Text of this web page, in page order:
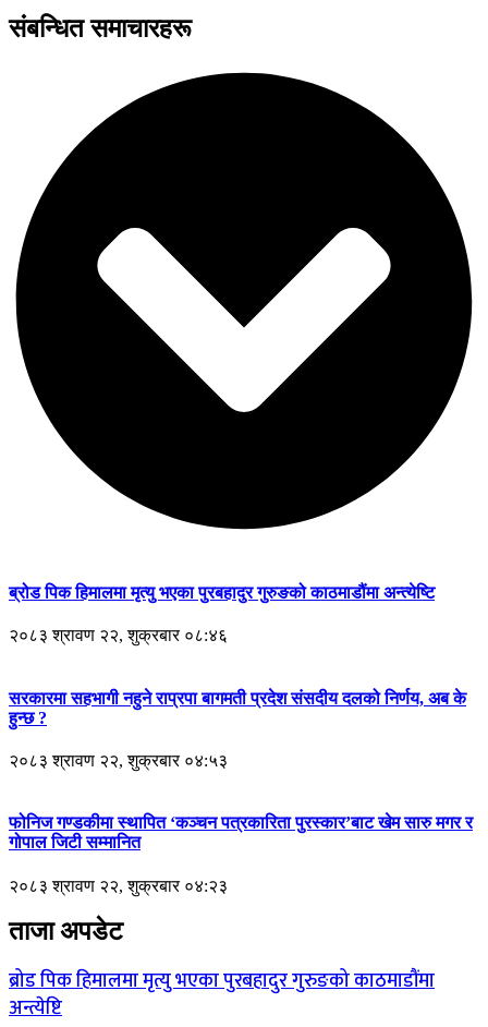
संबन्धित समाचारहरू
ब्रोड पिक हिमालमा मृत्यु भएका पुरबहादुर गुरुङको काठमाडौंमा अन्त्येष्टि
२०८३ श्रावण २२, शुक्रबार ०८:४६
सरकारमा सहभागी नहुने राप्रपा बागमती प्रदेश संसदीय दलको निर्णय, अब के
हुन्छ ?
२०८३ श्रावण २२, शुक्रबार ०४:५३
फोनिज गण्डकीमा स्थापित ‘कञ्चन पत्रकारिता पुरस्कार’बाट खेम सारु मगर र
गोपाल जिटी सम्मानित
२०८३ श्रावण २२, शुक्रबार ०४:२३
ताजा अपडेट
ब्रोड पिक हिमालमा मृत्यु भएका पुरबहादुर गुरुङको काठमाडौंमा
अन्त्येष्टि